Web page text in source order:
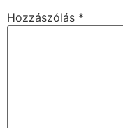
Hozzászólás *